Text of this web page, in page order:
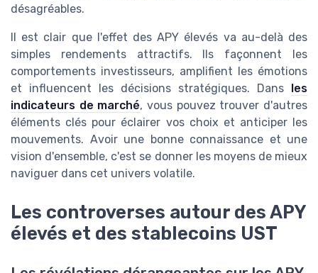
désagréables.
Il est clair que l'effet des APY élevés va au-delà des
simples rendements attractifs. Ils façonnent les
comportements investisseurs, amplifient les émotions
et influencent les décisions stratégiques. Dans
les
indicateurs de marché, vous pouvez trouver d'autres
éléments clés pour éclairer vos choix et anticiper les
mouvements. Avoir une bonne connaissance et une
vision d'ensemble, c'est se donner les moyens de mieux
naviguer dans cet univers volatile.
Les controverses autour des APY
élevés et des stablecoins UST